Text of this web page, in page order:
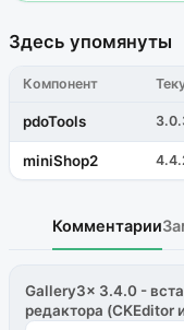
Здесь упомянуты
Компонент
pdoTools
miniShop2
Комментарии
Gallery3x 3.4.0 -
редактора (CKEditor